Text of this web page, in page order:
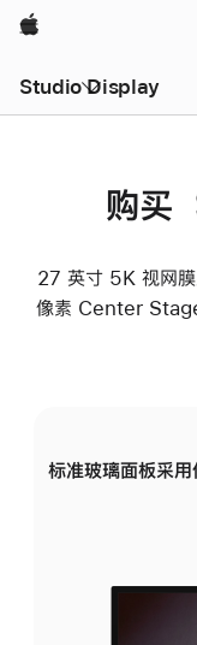
Apple
Studio Display
购买
27 英寸 5K 视网膜
像素 Center Stage
标准玻璃面板采用